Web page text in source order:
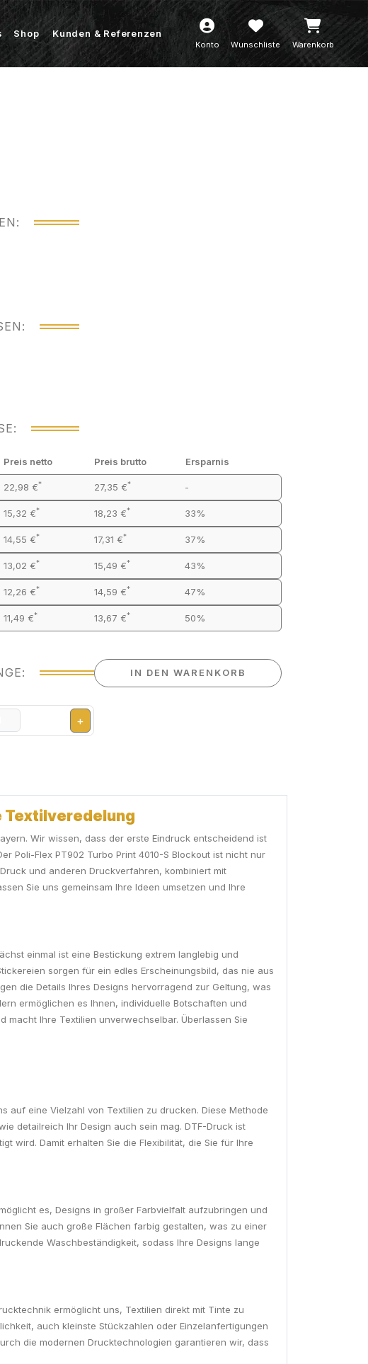
Shop Kunden & Referenzen
Konto Wunschliste Warenkorb
Preis netto Preis brutto Ersparnis
22,98 €* 27,35 €* -
15,32 €* 18,23 €* 33%
14,55 €* 17,31 €* 37%
13,02 €* 15,49 €* 43%
12,26 €* 14,59 €* 47%
11,49 €* 13,67 €* 50%
+
IN DEN WARENKORB
Textilveredelung
Wir wissen, dass der erste Eindruck entscheidend ist
Poli-Flex PT902 Turbo Print 4010-S Blockout ist nicht nur
und anderen Druckverfahren, kombiniert mit
Sie uns gemeinsam Ihre Ideen umsetzen und Ihre
einmal ist eine Bestickung extrem langlebig und
sorgen für ein edles Erscheinungsbild, das nie aus
die Details Ihres Designs hervorragend zur Geltung, was
ermöglichen es Ihnen, individuelle Botschaften und
macht Ihre Textilien unverwechselbar. Überlassen Sie
auf eine Vielzahl von Textilien zu drucken. Diese Methode
detailreich Ihr Design auch sein mag. DTF-Druck ist
wird. Damit erhalten Sie die Flexibilität, die Sie für Ihre
es, Designs in großer Farbvielfalt aufzubringen und
Sie auch große Flächen farbig gestalten, was zu einer
Waschbeständigkeit, sodass Ihre Designs lange
ermöglicht uns, Textilien direkt mit Tinte zu
auch kleinste Stückzahlen oder Einzelanfertigungen
die modernen Drucktechnologien garantieren wir, dass